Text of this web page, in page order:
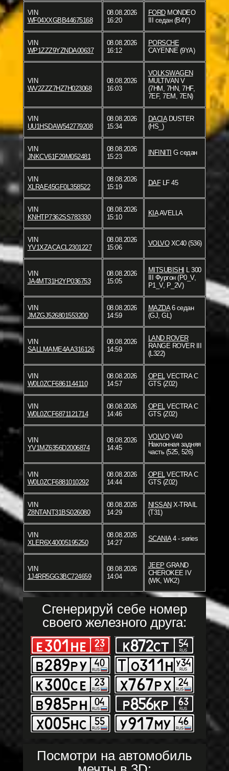
VIN
WF04XXGBB44675168
08.08.2026
16:20
FORDMONDEO
III седан (B4Y)
VIN
WP1ZZZ9YZNDA00637
08.08.2026
16:12
PORSCHE
CAYENNE (9YA)
VIN
WV2ZZZ7HZ7H023068
08.08.2026
16:03
VOLKSWAGEN
MULTIVAN V
(7HM, 7HN, 7HF,
7EF, 7EM, 7EN)
VIN
UU1HSDAW542779208
08.08.2026
15:34
DACIADUSTER
(HS_)
VIN
JNKCV61F29M052481
08.08.2026
15:23
INFINITI G седан
VIN
XLRAE45GF0L358522
08.08.2026
15:19
DAFLF 45
VIN
KNHTP7362SS783330
08.08.2026
15:10
KIAAVELLA
VIN
YV1XZACACL2301227
08.08.2026
15:06
VOLVOXC40 (536)
VIN
JA4MT31H2YP036753
08.08.2026
15:05
MITSUBISHI L 300
III Фургон (P0_V,
P1_V, P_2V)
VIN
JMZGJ526801553200
08.08.2026
14:59
MAZDA6 седан
(GJ, GL)
VIN
SALLMAME4AA316126
08.08.2026
14:59
LAND ROVER
RANGE ROVER III
(L322)
VIN
W0L0ZCF6861144110
08.08.2026
14:57
OPEL VECTRA C
GTS (Z02)
VIN
W0L0ZCF6871121714
08.08.2026
14:46
OPEL VECTRA C
GTS (Z02)
VIN
YV1MZ6356D2006874
08.08.2026
14:45
VOLVOV40
Наклонная задняя
часть (525, 526)
VIN
W0L0ZCF6881010292
08.08.2026
14:44
OPEL VECTRA C
GTS (Z02)
VIN
Z8NTANT31BS026080
08.08.2026
14:29
NISSANX-TRAIL
(T31)
VIN
XLER6X40005195250
08.08.2026
14:27
SCANIA4 - series
VIN
1J4RR5GG3BC724659
08.08.2026
14:04
JEEP GRAND
CHEROKEE IV
(WK, WK2)
Сгенерируй себе номер
своего железного друга:
Посмотри на автомобиль